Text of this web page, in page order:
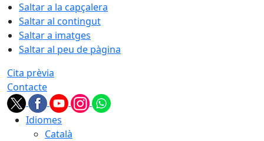
Saltar a la capçalera
Saltar al contingut
Saltar a imatges
Saltar al peu de pàgina
Cita prèvia
Contacte
Idiomes
Català